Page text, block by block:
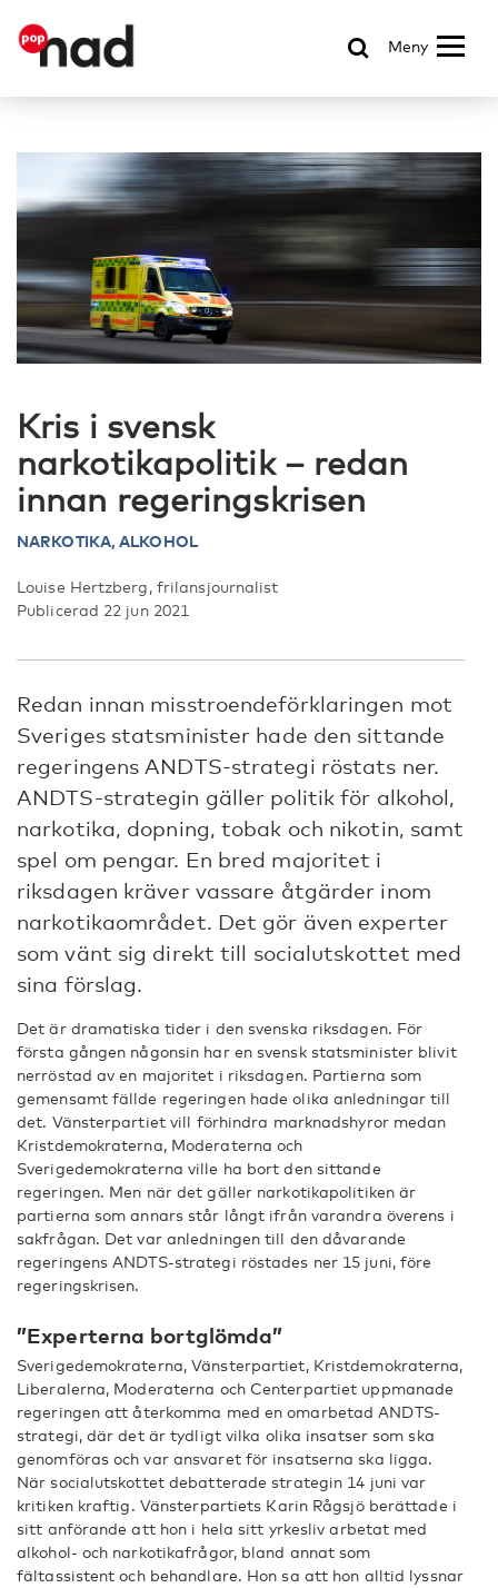
Meny
Kris i svensk
narkotikapolitik – redan
innan regeringskrisen
NARKOTIKA, ALKOHOL
Louise Hertzberg, frilansjournalist
Publicerad 22 jun 2021
Redan innan misstroendeförklaringen mot
Sveriges statsminister hade den sittande
regeringens ANDTS-strategi röstats ner.
ANDTS-strategin gäller politik för alkohol,
narkotika, dopning, tobak och nikotin, samt
spel om pengar. En bred majoritet i
riksdagen kräver vassare åtgärder inom
narkotikaområdet. Det gör även experter
som vänt sig direkt till socialutskottet med
sina förslag.
Det är dramatiska tider i den svenska riksdagen. För
första gången någonsin har en svensk statsminister blivit
nerröstad av en majoritet i riksdagen. Partierna som
gemensamt fällde regeringen hade olika anledningar till
det. Vänsterpartiet vill förhindra marknadshyror medan
Kristdemokraterna, Moderaterna och
Sverigedemokraterna ville ha bort den sittande
regeringen. Men när det gäller narkotikapolitiken är
partierna som annars står långt ifrån varandra överens i
sakfrågan. Det var anledningen till den dåvarande
regeringens ANDTS-strategi röstades ner 15 juni, före
regeringskrisen.
”Experterna bortglömda”
Sverigedemokraterna, Vänsterpartiet, Kristdemokraterna,
Liberalerna, Moderaterna och Centerpartiet uppmanade
regeringen att återkomma med en omarbetad ANDTS-
strategi, där det är tydligt vilka olika insatser som ska
genomföras och var ansvaret för insatserna ska ligga.
När socialutskottet debatterade strategin 14 juni var
kritiken kraftig. Vänsterpartiets Karin Rågsjö berättade i
sitt anförande att hon i hela sitt yrkesliv arbetat med
alkohol- och narkotikafrågor, bland annat som
fältassistent och behandlare. Hon sa att hon alltid lyssnar